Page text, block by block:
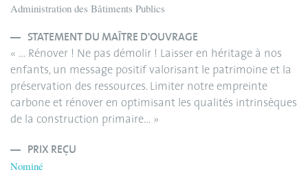
Administration des Bâtiments Publics
STATEMENT DU MAÎTRE D'OUVRAGE
« … Rénover ! Ne pas démolir ! Laisser en héritage à nos
enfants, un message positif valorisant le patrimoine et la
préservation des ressources. Limiter notre empreinte
carbone et rénover en optimisant les qualités intrinsèques
de la construction primaire… »
PRIX REÇU
Nominé